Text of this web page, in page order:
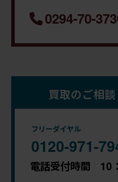
0294-70-
買取のご相
フリーダイヤル
0120-971-
電話受付時間 10